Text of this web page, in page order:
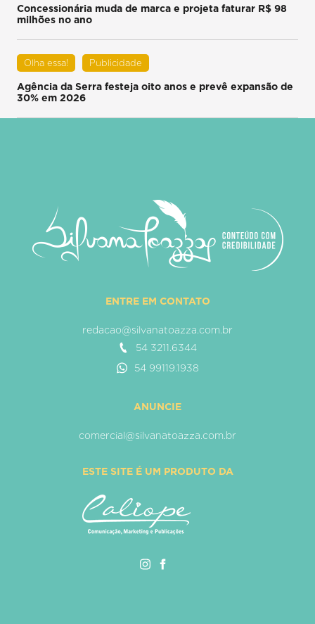
Concessionária muda de marca e projeta faturar R$ 98
milhões no ano
Olha essa! Publicidade
Agência da Serra festeja oito anos e prevê expansão de
30% em 2026
ENTRE EM CONTATO
redacao@silvanatoazza.com.br
54 3211.6344
54 99119.1938
ANUNCIE
comercial@silvanatoazza.com.br
ESTE SITE É UM PRODUTO DA